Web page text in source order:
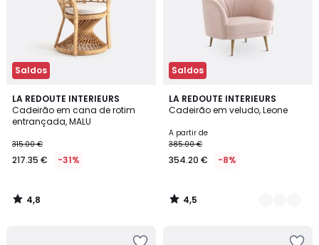
Saldos
LA REDOUTE INTERIEURS
Cadeirão em cana de rotim
entrançada, MALU
315.00 €
217.35 € -31%
4,8
/ 5
4,8
/
Saldos
LA REDOUTE INTERIEURS
Cadeirão em veludo, Leone
A partir de
385.00 €
354.20 € -8%
4,5
/ 5
2
Cores
4,5
/